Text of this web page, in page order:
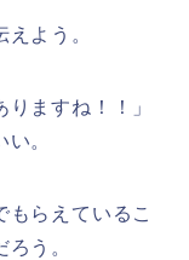
よう。
ますね！！」
。
もらえているこ
う。